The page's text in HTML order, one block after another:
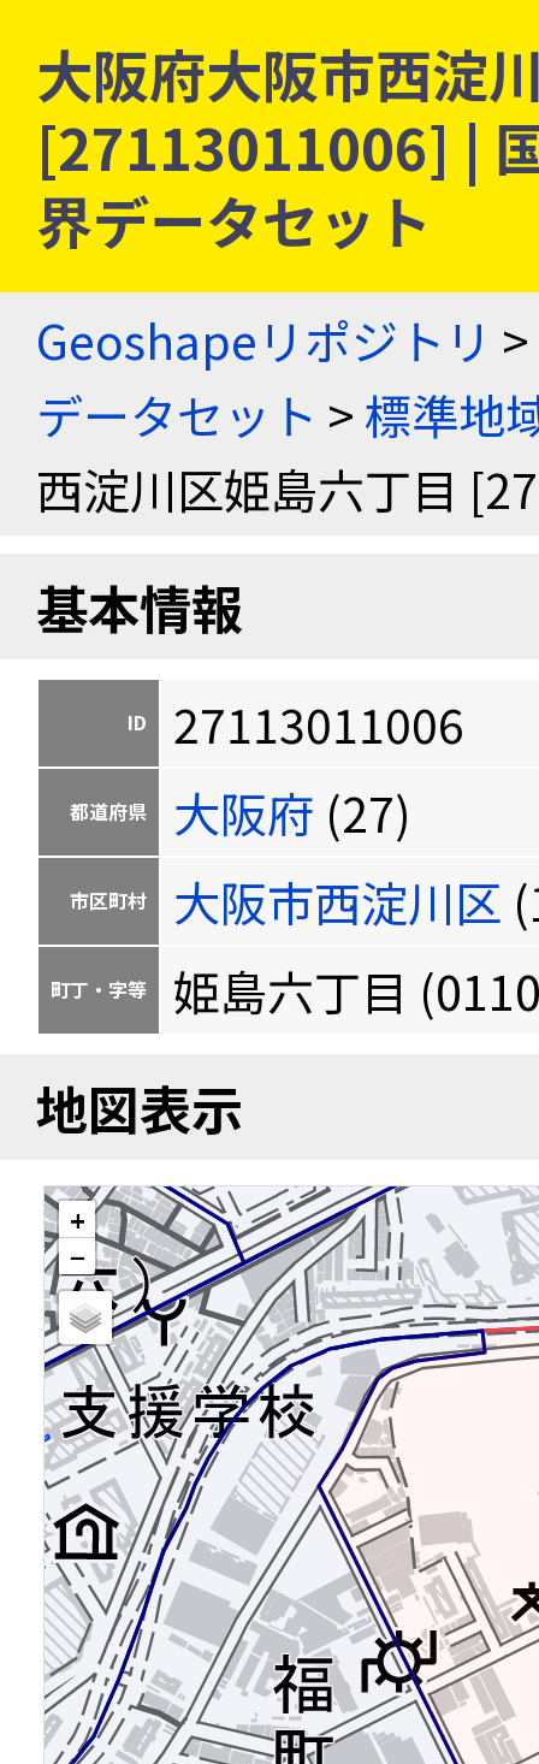
大阪府大阪市西淀
[27113011006] |
界データセット
Geoshapeリポジトリ >
データセット >標準地
西淀川区姫島六丁目
基本情報
ID 27113011006
都道府県 大阪府 (27)
市区町村 大阪市西淀川区
町丁・字等 姫島六丁目
地図表示
+
−